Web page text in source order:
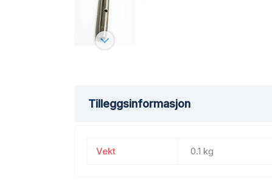
Tilleggsinformasjon
Vekt 0.1 kg